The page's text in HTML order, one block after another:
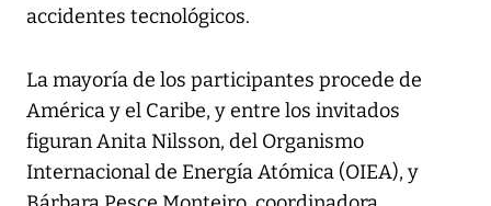
accidentes tecnológicos.
La mayoría de los participantes procede de
América y el Caribe, y entre los invitados
figuran Anita Nilsson, del Organismo
Internacional de Energía Atómica (OIEA), y